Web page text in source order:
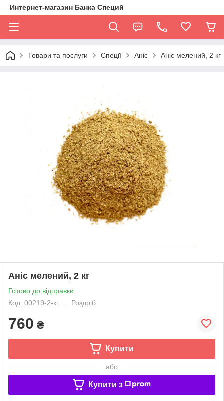
Интернет-магазин Банка Специй
Товари та послуги Спеції Аніс Аніс мелений, 2 кг
Аніс мелений, 2 кг
Готово до відправки
Код: 00219-2-кг
Роздріб
760 ₴
Купити
або
Купити з